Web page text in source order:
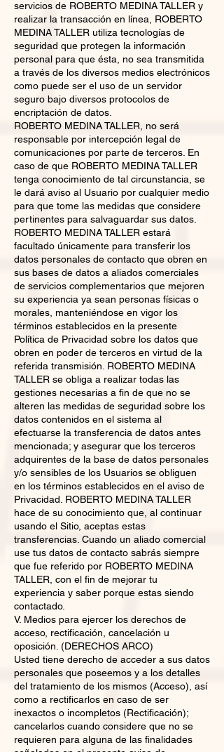
servicios de ROBERTO MEDINA TALLER y
realizar la transacción en línea, ROBERTO
MEDINA TALLER utiliza tecnologías de
seguridad que protegen la información
personal para que ésta, no sea transmitida
a través de los diversos medios electrónicos
como puede ser el uso de un servidor
seguro bajo diversos protocolos de
encriptación de datos.
ROBERTO MEDINA TALLER, no será
responsable por intercepción legal de
comunicaciones por parte de terceros. En
caso de que ROBERTO MEDINA TALLER
tenga conocimiento de tal circunstancia, se
le dará aviso al Usuario por cualquier medio
para que tome las medidas que considere
pertinentes para salvaguardar sus datos.
ROBERTO MEDINA TALLER estará
facultado únicamente para transferir los
datos personales de contacto que obren en
sus bases de datos a aliados comerciales
de servicios complementarios que mejoren
su experiencia ya sean personas físicas o
morales, manteniéndose en vigor los
términos establecidos en la presente
Política de Privacidad sobre los datos que
obren en poder de terceros en virtud de la
referida transmisión. ROBERTO MEDINA
TALLER se obliga a realizar todas las
gestiones necesarias a fin de que no se
alteren las medidas de seguridad sobre los
datos contenidos en el sistema al
efectuarse la transferencia de datos antes
mencionada; y asegurar que los terceros
adquirentes de la base de datos personales
y/o sensibles de los Usuarios se obliguen
en los términos establecidos en el aviso de
Privacidad. ROBERTO MEDINA TALLER
hace de su conocimiento que, al continuar
usando el Sitio, aceptas estas
transferencias. Cuando un aliado comercial
use tus datos de contacto sabrás siempre
que fue referido por ROBERTO MEDINA
TALLER, con el fin de mejorar tu
experiencia y saber porque estas siendo
contactado.
V. Medios para ejercer los derechos de
acceso, rectificación, cancelación u
oposición. (DERECHOS ARCO)
Usted tiene derecho de acceder a sus datos
personales que poseemos y a los detalles
del tratamiento de los mismos (Acceso), así
como a rectificarlos en caso de ser
inexactos o incompletos (Rectificación);
cancelarlos cuando considere que no se
requieren para alguna de las finalidades